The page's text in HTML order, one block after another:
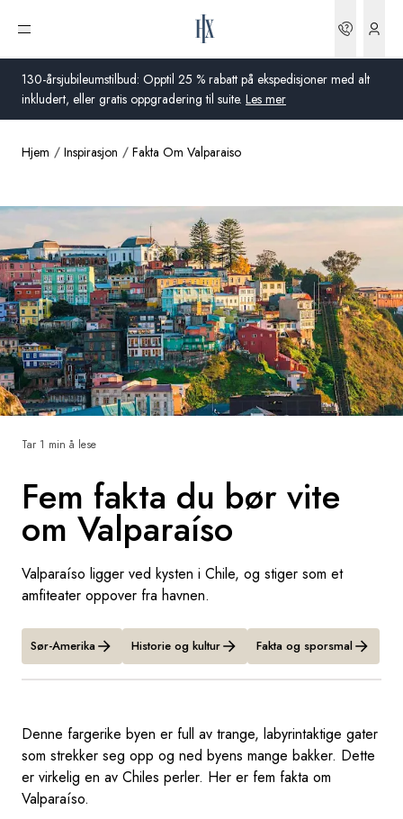
130-årsjubileumstilbud: Opptil 25 % rabatt på ekspedisjoner med alt
inkludert, eller gratis oppgradering til suite. Les mer
Åpne meny
Norge
Storbritannia
USA
Tyskland
Sveits
Frankrike
Sverige
Danmark
Norge
Global
Hjem Inspirasjon Fakta Om Valparaiso
Fem fakta du bør vite
om Valparaíso
Valparaíso ligger ved kysten i Chile, og stiger som et
amfiteater oppover fra havnen.
Tar 1 min å lese
Sør-Amerika Historie og kultur Fakta og sporsmal
Denne fargerike byen er full av trange, labyrintaktige gater
som strekker seg opp og ned byens mange bakker. Dette
er virkelig en av Chiles perler. Her er fem fakta om
Valparaíso.